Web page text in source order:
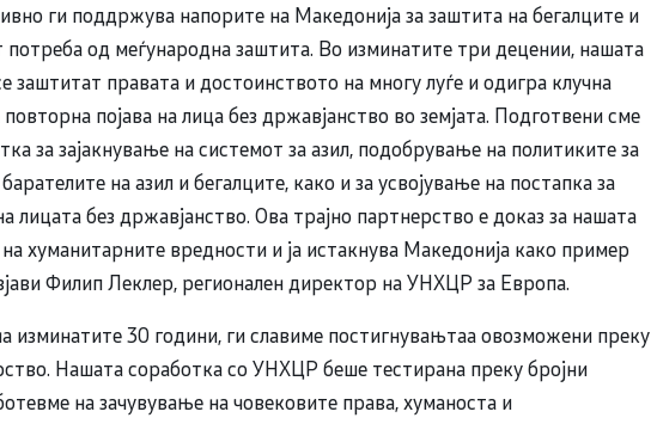
ги поддржува напорите на Македонија за заштита на бегалците и
потреба од меѓународна заштита. Во изминатите три децении, нашата
заштитат правата и достоинството на многу луѓе и одигра клучна
појава на лица без државјанство во земјата. Подготвени сме
за зајакнување на системот за азил, подобрување на политиките за
на азил и бегалците, како и за усвојување на постапка за
лицата без државјанство. Ова трајно партнерство е доказ за нашата
хуманитарните вредности и ја истакнува Македонија како пример
Филип Леклер, регионален директор на УНХЦР за Европа.
изминатите 30 години, ги славиме постигнувањтаа овозможени преку
Нашата соработка со УНХЦР беше тестирана преку бројни
на зачувување на човековите права, хуманоста и